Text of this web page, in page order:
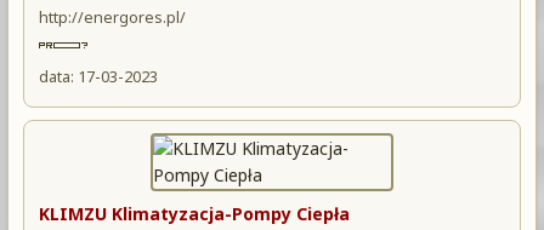
http://energores.pl/
data: 17-03-2023
KLIMZU Klimatyzacja-Pompy Ciepła